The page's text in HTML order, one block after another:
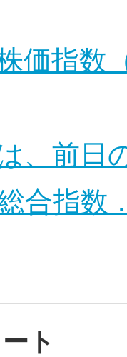
価指数
、前日
総合指
ト